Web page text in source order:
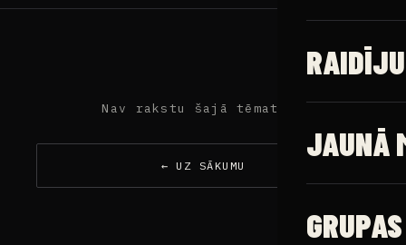
JAUNĀ
GRUPAS
Nav rakstu šajā tēmaturī
← UZ SĀKUMU